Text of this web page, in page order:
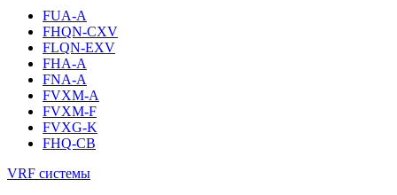
FUA-A
FHQN-CXV
FLQN-EXV
FHA-A
FNA-A
FVXM-A
FVXM-F
FVXG-K
FHQ-CB
VRF системы